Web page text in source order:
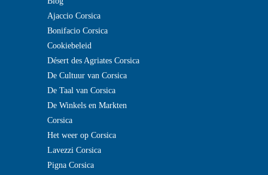
Ajaccio Corsica
Bonifacio Corsica
Cookiebeleid
Désert des Agriates Corsica
De Cultuur van Corsica
De Taal van Corsica
De Winkels en Markten
Corsica
Het weer op Corsica
Lavezzi Corsica
Pigna Corsica